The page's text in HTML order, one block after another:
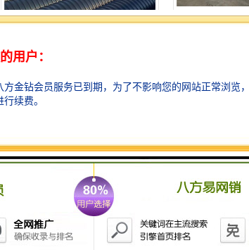
厂家 欢迎电话咨询 量多价优